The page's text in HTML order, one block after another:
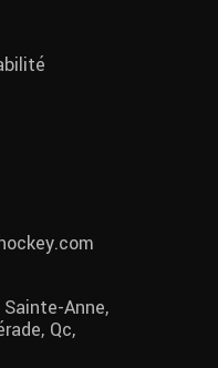
Anne,
Qc,